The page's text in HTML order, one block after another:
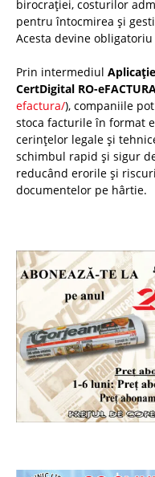
birocrației, costurilor
pentru întocmirea și
Acesta devine
Prin intermediul
CertDigital RO-
efactura/), companiile
stoca facturile în format
cerințelor legale și
schimbul rapid și sigur
reducând erorile și
documentelor pe hârtie.